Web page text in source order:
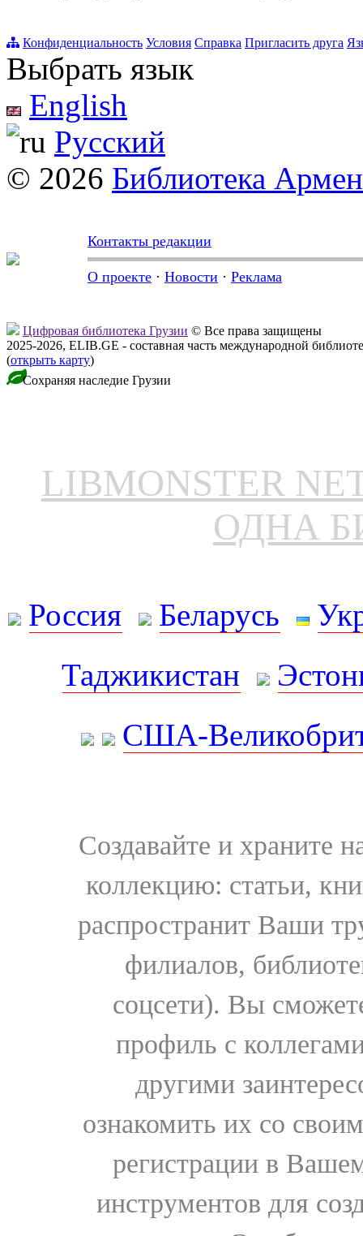
Конфиденциальность Условия Справка Пригласить друга
Выбрать язык
English
Русский
© 2026 Библиотека
Контакты редакции
О проекте · Новости · Реклама
Цифровая библиотека Грузии © Все права защищены
2025-2026, ELIB.GE - составная часть международной
(открыть карту)
Сохраняя наследие Грузии
LIBMONSTER
ОДНА
Россия Беларусь
Таджикистан
США-
Создавайте и храните
коллекцию: статьи,
распространит Ваши
филиалов,
соцсети). Вы
профиль с
другими
ознакомить их со
регистрации в
инструментов для